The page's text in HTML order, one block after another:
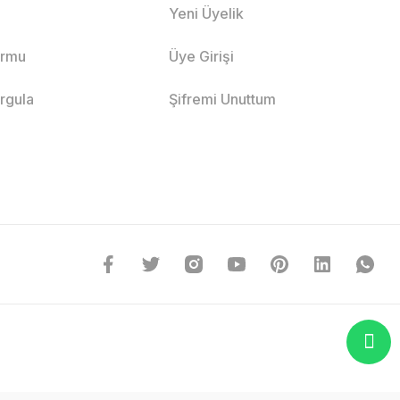
Yeni Üyelik
Üye Girişi
Şifremi Unuttum